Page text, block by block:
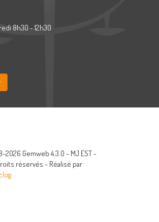
8h30 - 12h30
2026 Gemweb 4.3.0 - MJ EST -
réservés - Réalisé par